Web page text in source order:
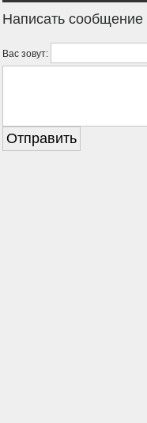
Написать сообщение
Вас зовут: